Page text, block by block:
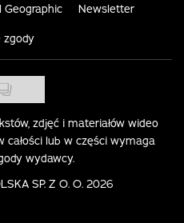
Newsletter
zgody
zdjęć i materiałów wideo
całości lub w części wymaga
wydawcy.
SP. Z O. O. 2026